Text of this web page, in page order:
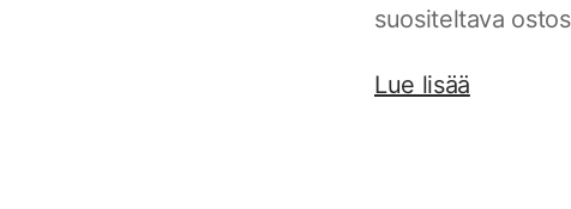
suositeltava
Lue lisää